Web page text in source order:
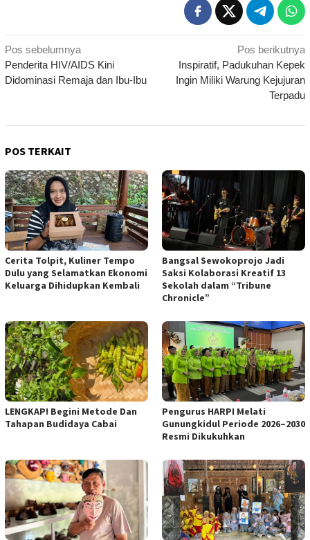
Navigasi
pos
Pos sebelumnya
Penderita HIV/AIDS Kini
Didominasi Remaja dan Ibu-Ibu
Pos berikutnya
Inspiratif, Padukuhan Kepek
Ingin Miliki Warung Kejujuran
Terpadu
POS TERKAIT
Cerita Tolpit, Kuliner Tempo
Dulu yang Selamatkan Ekonomi
Keluarga Dihidupkan Kembali
Bangsal Sewokoprojo Jadi
Saksi Kolaborasi Kreatif 13
Sekolah dalam “Tribune
Chronicle”
LENGKAP! Begini Metode Dan
Tahapan Budidaya Cabai
Pengurus HARPI Melati
Gunungkidul Periode 2026–2030
Resmi Dikukuhkan